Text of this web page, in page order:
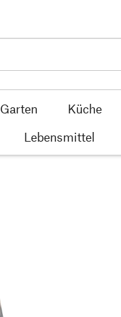
Garten Küche
Lebensmittel